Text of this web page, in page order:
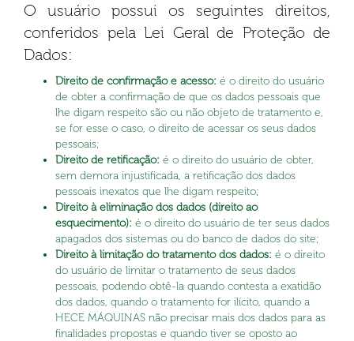
O usuário possui os seguintes direitos,
conferidos pela Lei Geral de Proteção de
Dados:
Direito de confirmação e acesso: é o direito do usuário
de obter a confirmação de que os dados pessoais que
lhe digam respeito são ou não objeto de tratamento e,
se for esse o caso, o direito de acessar os seus dados
pessoais;
Direito de retificação: é o direito do usuário de obter,
sem demora injustificada, a retificação dos dados
pessoais inexatos que lhe digam respeito;
Direito à eliminação dos dados (direito ao
esquecimento): é o direito do usuário de ter seus dados
apagados dos sistemas ou do banco de dados do site;
Direito à limitação do tratamento dos dados: é o direito
do usuário de limitar o tratamento de seus dados
pessoais, podendo obtê-la quando contesta a exatidão
dos dados, quando o tratamento for ilícito, quando a
HECE MÁQUINAS não precisar mais dos dados para as
finalidades propostas e quando tiver se oposto ao